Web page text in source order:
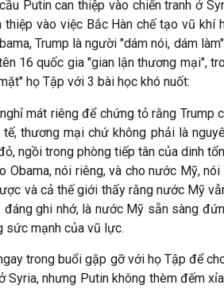
Putin can thiệp vào chiến tranh ở
vào việc Bắc Hàn chế tạo vũ khí
Trump là người "dám nói, dám
16 quốc gia "gian lận thương mại",
họ Tập với 3 bài học khó nuốt:
mát riêng để chứng tỏ rằng Trump
thương mại chứ không phải là
ngồi trong phòng tiếp tân của dinh
Obama, nói riêng, và cho nước Mỹ, nói
và cả thế giới thấy rằng nước Mỹ
đáng ghi nhớ, là nước Mỹ sẵn sàng
sức mạnh của vũ lực.
trong buổi gặp gỡ với họ Tập để
Syria, nhưng Putin không thèm đếm